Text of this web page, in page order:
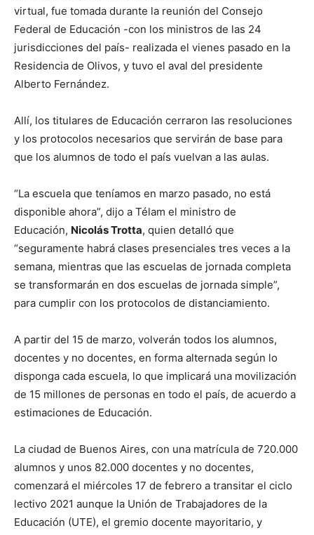
virtual, fue tomada durante la reunión del Consejo
Federal de Educación -con los ministros de las 24
jurisdicciones del país- realizada el vienes pasado en la
Residencia de Olivos, y tuvo el aval del presidente
Alberto Fernández.
Allí, los titulares de Educación cerraron las resoluciones
y los protocolos necesarios que servirán de base para
que los alumnos de todo el país vuelvan a las aulas.
“La escuela que teníamos en marzo pasado, no está
disponible ahora”, dijo a Télam el ministro de
Educación, Nicolás Trotta, quien detalló que
“seguramente habrá clases presenciales tres veces a la
semana, mientras que las escuelas de jornada completa
se transformarán en dos escuelas de jornada simple”,
para cumplir con los protocolos de distanciamiento.
A partir del 15 de marzo, volverán todos los alumnos,
docentes y no docentes, en forma alternada según lo
disponga cada escuela, lo que implicará una movilización
de 15 millones de personas en todo el país, de acuerdo a
estimaciones de Educación.
La ciudad de Buenos Aires, con una matrícula de 720.000
alumnos y unos 82.000 docentes y no docentes,
comenzará el miércoles 17 de febrero a transitar el ciclo
lectivo 2021 aunque la Unión de Trabajadores de la
Educación (UTE), el gremio docente mayoritario, y